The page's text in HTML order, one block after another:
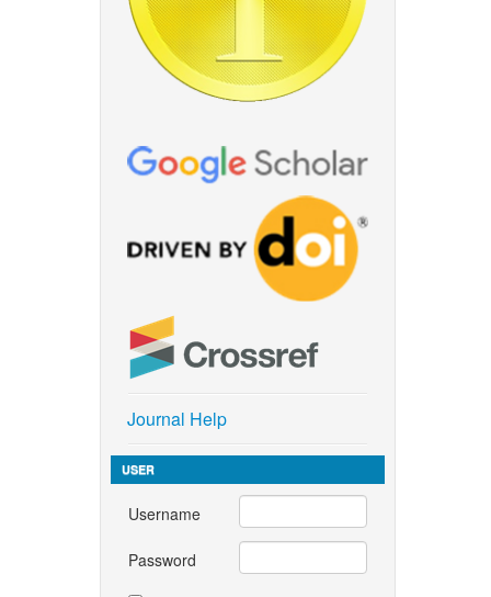
Journal Help
USER
Username
Password